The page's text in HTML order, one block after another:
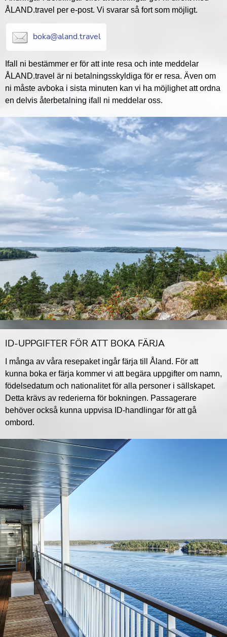
ÅLAND.travel per e-post. Vi svarar så fort som möjligt.
boka@aland.travel
Ifall ni bestämmer er för att inte resa och inte meddelar
ÅLAND.travel är ni betalningsskyldiga för er resa. Även om
ni måste avboka i sista minuten kan vi ha möjlighet att ordna
en delvis återbetalning ifall ni meddelar oss.
ID-UPPGIFTER FÖR ATT BOKA FÄRJA
I många av våra resepaket ingår färja till Åland. För att
kunna boka er färja kommer vi att begära uppgifter om namn,
födelsedatum och nationalitet för alla personer i sällskapet.
Detta krävs av rederierna för bokningen. Passagerare
behöver också kunna uppvisa ID-handlingar för att gå
ombord.